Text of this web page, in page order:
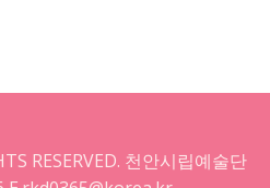
RESERVED. 천안시립예술단